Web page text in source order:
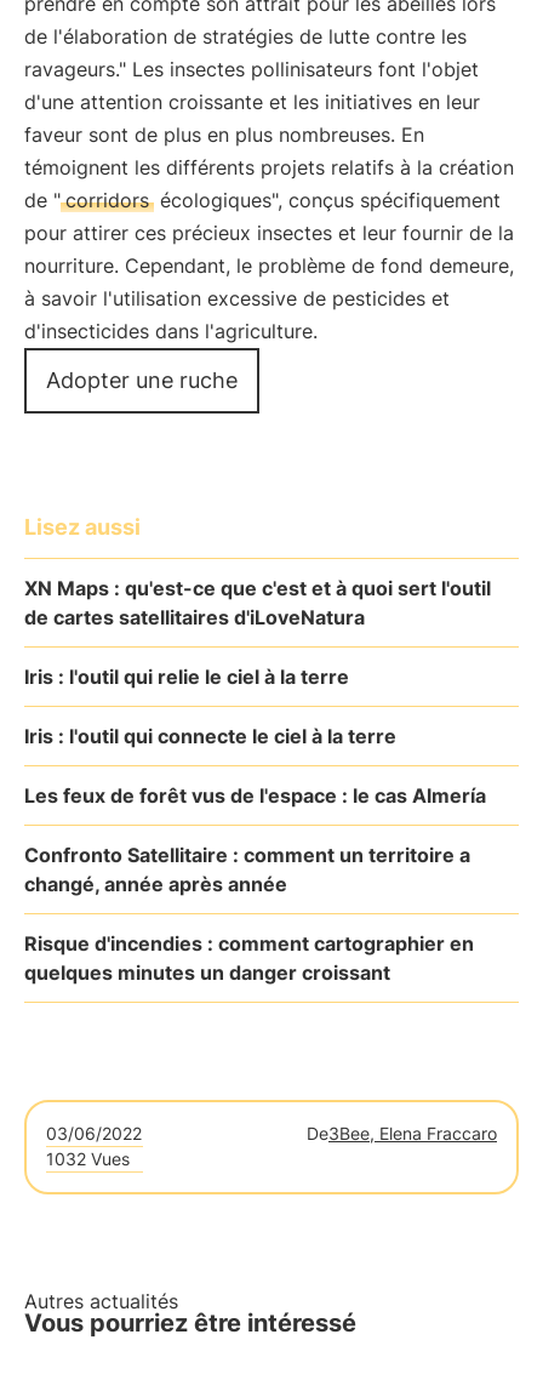
de l'élaboration de stratégies de lutte contre les
ravageurs." Les insectes pollinisateurs font l'objet
d'une attention croissante et les initiatives en leur
faveur sont de plus en plus nombreuses. En
témoignent les différents projets relatifs à la création
de " corridors écologiques", conçus spécifiquement
pour attirer ces précieux insectes et leur fournir de la
nourriture. Cependant, le problème de fond demeure,
à savoir l'utilisation excessive de pesticides et
d'insecticides dans l'agriculture.
Adopter une ruche
Lisez aussi
XN Maps : qu'est-ce que c'est et à quoi sert l'outil
de cartes satellitaires d'iLoveNatura
Iris : l'outil qui relie le ciel à la terre
Iris : l'outil qui connecte le ciel à la terre
Les feux de forêt vus de l'espace : le cas Almería
Confronto Satellitaire : comment un territoire a
changé, année après année
Risque d'incendies : comment cartographier en
quelques minutes un danger croissant
03/06/2022 De3Bee, Elena Fraccaro
1032 Vues
Autres actualités
Vous pourriez être intéressé